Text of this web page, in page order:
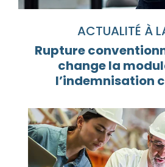
ACTUALITÉ À
Rupture
change la
l’indemnisation